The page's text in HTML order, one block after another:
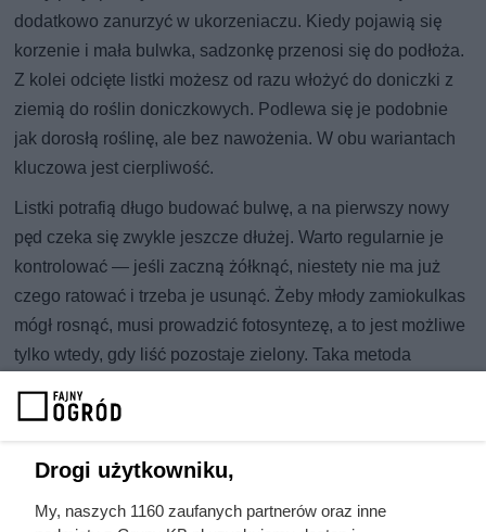
dodatkowo zanurzyć w ukorzeniaczu. Kiedy pojawią się
korzenie i mała bulwka, sadzonkę przenosi się do podłoża.
Z kolei odcięte listki możesz od razu włożyć do doniczki z
ziemią do roślin doniczkowych. Podlewa się je podobnie
jak dorosłą roślinę, ale bez nawożenia. W obu wariantach
kluczowa jest cierpliwość.
Listki potrafią długo budować bulwę, a na pierwszy nowy
pęd czeka się zwykle jeszcze dłużej. Warto regularnie je
kontrolować — jeśli zaczną żółknąć, niestety nie ma już
czego ratować i trzeba je usunąć. Żeby młody zamiokulkas
mógł rosnąć, musi prowadzić fotosyntezę, a to jest możliwe
tylko wtedy, gdy liść pozostaje zielony. Taka metoda
udaje się szybciej. Wysiłek jest jednak niewielki, a
naprawdę duża.
Teoretycznie zamiokulkasa można rozmnożyć także z
Drogi użytkowniku,
My, naszych 1160 zaufanych partnerów oraz inne